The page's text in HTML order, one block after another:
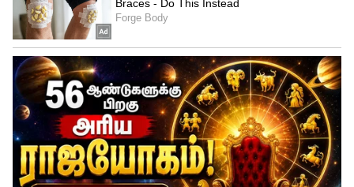
போக்குவரத்து காவல் துறை சார்பாக
கேட்டுக்கொள்ளப்படுகிறது என
தெரிவிக்கப்பட்டுள்ளது.